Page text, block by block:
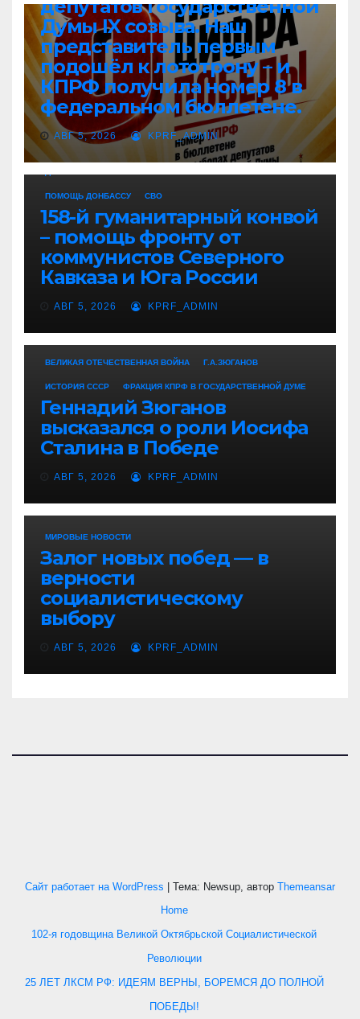
депутатов Государственной
Думы IX созыва. Наш
представитель первым
подошёл к лототрону – и
КПРФ получила номер 8 в
федеральном бюллетене.
АВГ 5, 2026 KPRF_ADMIN
ПОМОЩЬ ДОНБАССУ СВО
158-й гуманитарный конвой
– помощь фронту от
коммунистов Северного
Кавказа и Юга России
АВГ 5, 2026 KPRF_ADMIN
ВЕЛИКАЯ ОТЕЧЕСТВЕННАЯ ВОЙНА Г.А.ЗЮГАНОВ
ИСТОРИЯ СССР ФРАКЦИЯ КПРФ В ГОСУДАРСТВЕННОЙ ДУМЕ
Геннадий Зюганов
высказался о роли Иосифа
Сталина в Победе
АВГ 5, 2026 KPRF_ADMIN
МИРОВЫЕ НОВОСТИ
Залог новых побед — в
верности
социалистическому
выбору
АВГ 5, 2026 KPRF_ADMIN
Сайт работает на WordPress | Тема: Newsup, автор Themeansar
Home
102-я годовщина Великой Октябрьской Социалистической
Революции
25 ЛЕТ ЛКСМ РФ: ИДЕЯМ ВЕРНЫ, БОРЕМСЯ ДО ПОЛНОЙ
ПОБЕДЫ!